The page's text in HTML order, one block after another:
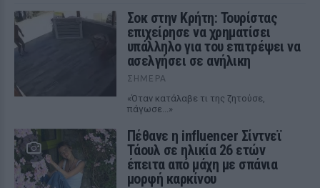
Σοκ στην Κρήτη: Τουρίστας
επιχείρησε να χρηματίσει
υπάλληλο για του επιτρέψει να
ασελγήσει σε ανήλικη
ΣΉΜΕΡΑ
«Όταν κατάλαβε τι της ζητούσε,
πάγωσε...»
Πέθανε η influencer Σίντνεϊ
Τάουλ σε ηλικία 26 ετών
έπειτα από μάχη με σπάνια
μορφή καρκίνου